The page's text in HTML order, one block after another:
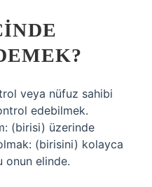
veya nüfuz sahibi
edebilmek.
(birisi) üzerinde
(birisini) kolayca
onun elinde.